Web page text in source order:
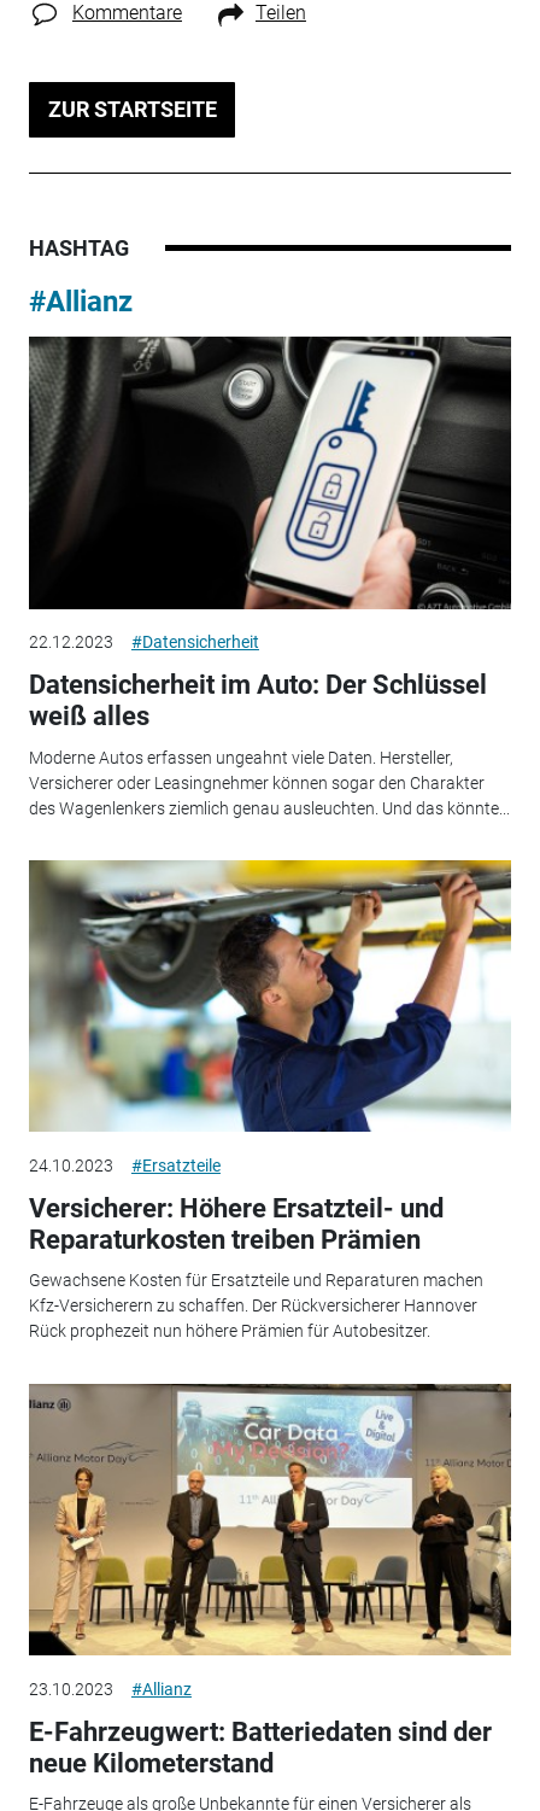
Kommentare Teilen
ZUR STARTSEITE
HASHTAG
#Allianz
22.12.2023 #Datensicherheit
Datensicherheit im Auto: Der Schlüssel
weiß alles
Moderne Autos erfassen ungeahnt viele Daten. Hersteller,
Versicherer oder Leasingnehmer können sogar den Charakter
des Wagenlenkers ziemlich genau ausleuchten. Und das könnte...
24.10.2023 #Ersatzteile
Versicherer: Höhere Ersatzteil- und
Reparaturkosten treiben Prämien
Gewachsene Kosten für Ersatzteile und Reparaturen machen
Kfz-Versicherern zu schaffen. Der Rückversicherer Hannover
Rück prophezeit nun höhere Prämien für Autobesitzer.
23.10.2023 #Allianz
E-Fahrzeugwert: Batteriedaten sind der
neue Kilometerstand
E-Fahrzeuge als große Unbekannte für einen Versicherer als